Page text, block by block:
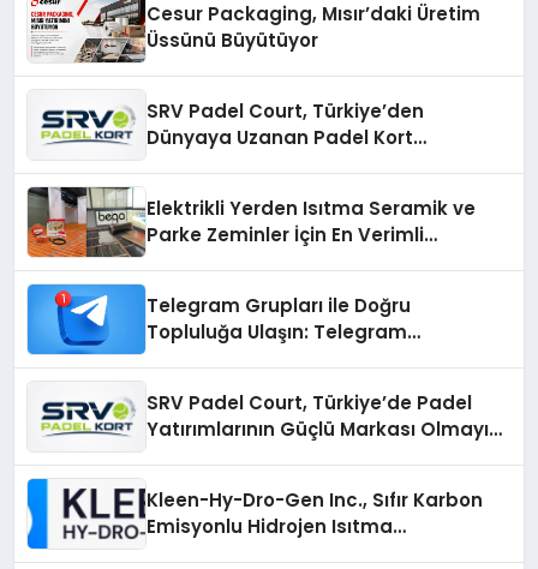
Cesur Packaging, Mısır’daki Üretim
Üssünü Büyütüyor
SRV Padel Court, Türkiye’den
Dünyaya Uzanan Padel Kort
Elektrikli Yerden Isıtma Seramik ve
Parke Zeminler İçin En Verimli
Telegram Grupları ile Doğru
Topluluğa Ulaşın: Telegram
SRV Padel Court, Türkiye’de Padel
Yatırımlarının Güçlü Markası Olmayı
Kleen-Hy-Dro-Gen Inc., Sıfır Karbon
Emisyonlu Hidrojen Isıtma